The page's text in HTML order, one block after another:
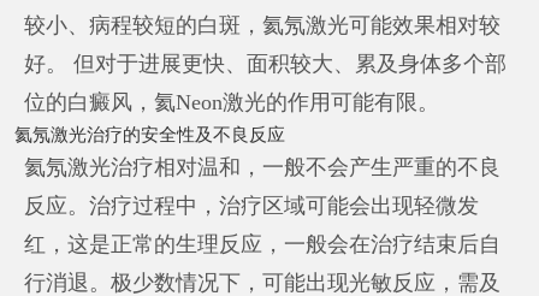
较小、病程较短的白斑，氦氖激光可能效果相对较
好。 但对于进展更快、面积较大、累及身体多个部
位的白癜风，氦Neon激光的作用可能有限。
氦氖激光治疗的安全性及不良反应
氦氖激光治疗相对温和，一般不会产生严重的不良
反应。治疗过程中，治疗区域可能会出现轻微发
红，这是正常的生理反应，一般会在治疗结束后自
行消退。极少数情况下，可能出现光敏反应，需及